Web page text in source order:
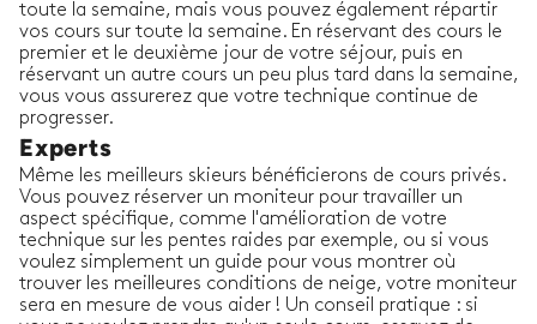
toute la semaine, mais vous pouvez également répartir
vos cours sur toute la semaine. En réservant des cours le
premier et le deuxième jour de votre séjour, puis en
réservant un autre cours un peu plus tard dans la semaine,
vous vous assurerez que votre technique continue de
progresser.
Experts
Même les meilleurs skieurs bénéficierons de cours privés.
Vous pouvez réserver un moniteur pour travailler un
aspect spécifique, comme l'amélioration de votre
technique sur les pentes raides par exemple, ou si vous
voulez simplement un guide pour vous montrer où
trouver les meilleures conditions de neige, votre moniteur
sera en mesure de vous aider ! Un conseil pratique : si